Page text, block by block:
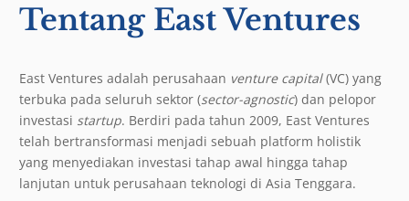
Tentang East Ventures
East Ventures adalah perusahaan venture capital(VC) yang
terbuka pada seluruh sektor (sector-agnostic) dan pelopor
investasi startup. Berdiri pada tahun 2009, East Ventures
telah bertransformasi menjadi sebuah platform holistik
yang menyediakan investasi tahap awal hingga tahap
lanjutan untuk perusahaan teknologi di Asia Tenggara.